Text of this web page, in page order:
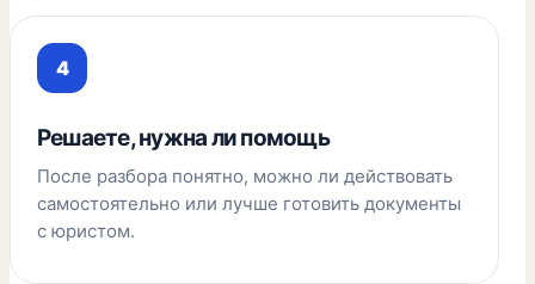
Решаете, нужна ли помощь
После разбора понятно, можно ли действовать
самостоятельно или лучше готовить документы
с юристом.